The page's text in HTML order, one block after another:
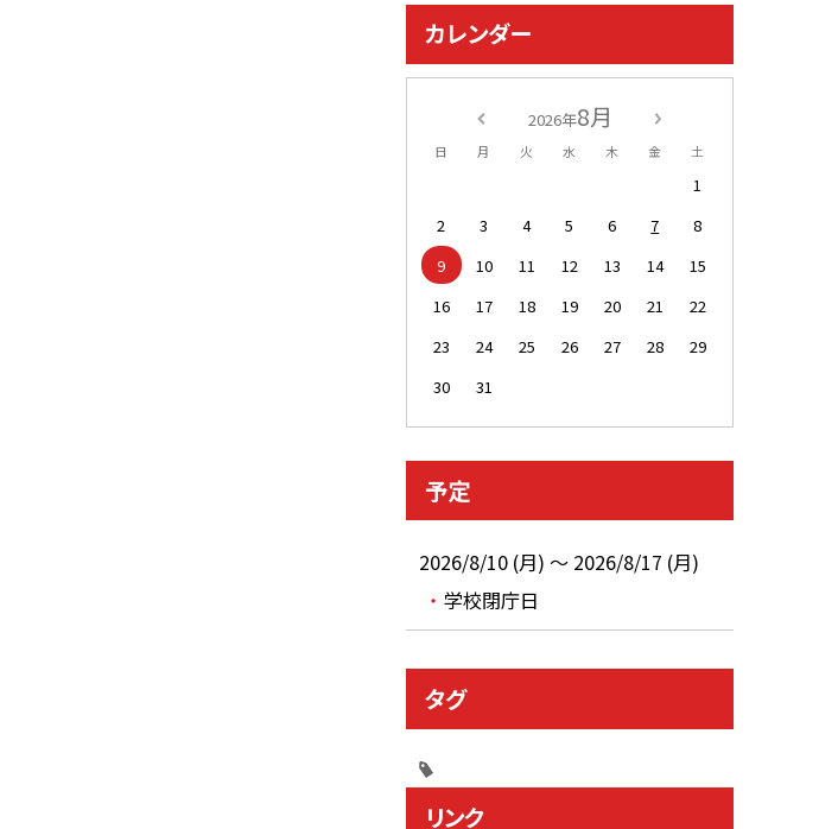
カレンダー
2026年8月
日 月 火 水 木 金 土
1
2
3 4 5 6 7
8
9
10 11 12 13 14
15
16
17 18 19 20 21
22
23
24 25 26 27 28
29
30
31
予定
2026/8/10 (月) ～ 2026/8/17 (月)
学校閉庁日
タグ
リンク